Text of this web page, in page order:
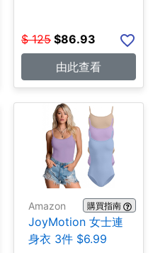
$ 125 $86.93
由此查看
Amazon 購買指南
JoyMotion 女士連
身衣 3件 $6.99